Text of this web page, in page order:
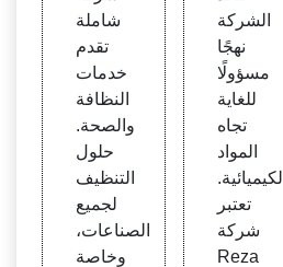
شاملة
تقدم
خدمات
النظافة
والصحة.
حلول
التنظيف
لجميع
الصناعات،
وخاصة
الشركة
نهجًا
مسؤولًا
للغاية
تجاه
المواد
الكيميائية.
تعتبر
شركة
Reza